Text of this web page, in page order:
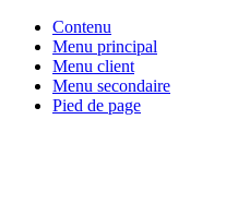
Contenu
Menu principal
Menu client
Menu secondaire
Pied de page